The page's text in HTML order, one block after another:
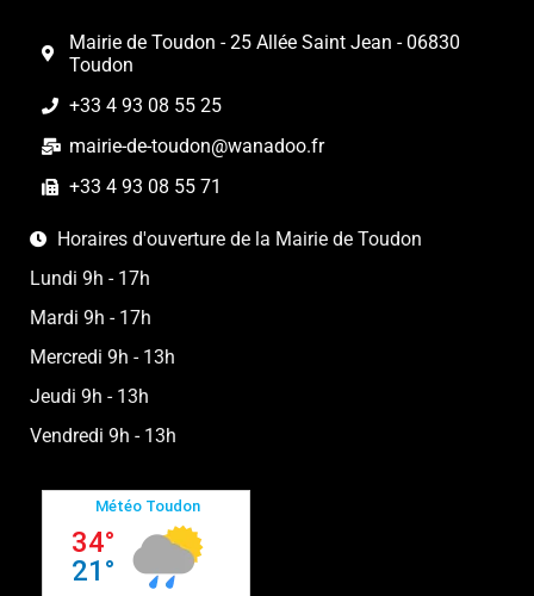
Mairie de Toudon - 25 Allée Saint Jean - 06830
Toudon
+33 4 93 08 55 25
mairie-de-toudon@wanadoo.fr
+33 4 93 08 55 71
Horaires d'ouverture de la Mairie de Toudon
Lundi 9h - 17h
Mardi 9h - 17h
Mercredi 9h - 13h
Jeudi 9h - 13h
Vendredi 9h - 13h